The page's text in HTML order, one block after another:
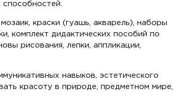
краски (гуашь, акварель), наборы
комплект дидактических пособий по
рисования, лепки, аппликации,
навыков, эстетического
красоту в природе, предметном мире,